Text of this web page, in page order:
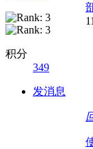
积分
349
发消息